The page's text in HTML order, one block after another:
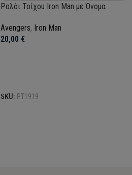
Ρολόι Τοίχου Iron Man με Όνομα
Avengers, Iron Man
20,00 €
SKU: PT1919